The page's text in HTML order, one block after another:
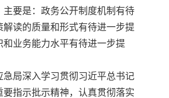
主要是：政务公开制度机制有待
解读的质量和形式有待进一步提
和业务能力水平有待进一步提
急局深入学习贯彻习近平总书记
要指示批示精神，认真贯彻落实